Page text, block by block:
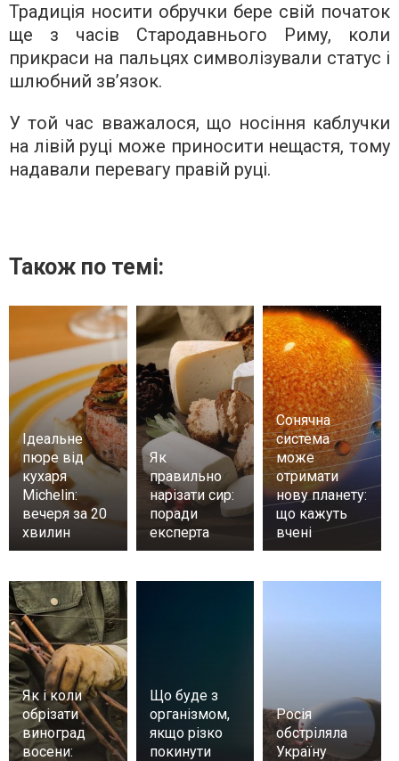
Традиція носити обручки бере свій початок
ще з часів Стародавнього Риму, коли
прикраси на пальцях символізували статус і
шлюбний зв’язок.
У той час вважалося, що носіння каблучки
на лівій руці може приносити нещастя, тому
надавали перевагу правій руці.
Також по темі:
Ідеальне
пюре від
кухаря
Michelin:
вечеря за 20
хвилин
Як
правильно
нарізати сир:
поради
експерта
Сонячна
система
може
отримати
нову планету:
що кажуть
вчені
Як і коли
обрізати
виноград
восени:
Що буде з
організмом,
якщо різко
покинути
Росія
обстріляла
Україну